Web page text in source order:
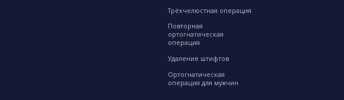
Трёхчелюстная операция
Повторная
ортогнатическая
операция
Удаление штифтов
Ортогнатическая
операция для мужчин